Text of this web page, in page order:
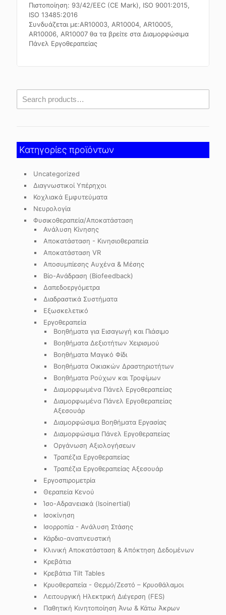
Πιστοποίηση: 93/42/EEC (CE Mark), ISO 9001:2015,
ISO 13485:2016
Συνδυάζεται με:AR10003, AR10004, AR10005,
AR10006, AR10007 θα τα βρείτε στα Διαμορφώσιμα
Πάνελ Εργοθεραπείας
Κατηγορίες προϊόντων
Uncategorized
Διαγνωστικοί Υπέρηχοι
Κοχλιακά Εμφυτεύματα
Νευρολογία
Φυσικοθεραπεία/Αποκατάσταση
Ανάλυση Κίνησης
Αποκατάσταση - Κινησιοθεραπεία
Αποκατάσταση VR
Αποσυμπίεσης Αυχένα & Μέσης
Βίο-Ανάδραση (Biofeedback)
Δαπεδοεργόμετρα
Διαδραστικά Συστήματα
Εξωσκελετικό
Εργοθεραπεία
Βοηθήματα για Εισαγωγή και Πιάσιμο
Βοηθήματα Δεξιοτήτων Χειρισμού
Βοηθήματα Μαγικό Φίδι
Βοηθήματα Οικιακών Δραστηριοτήτων
Βοηθήματα Ρούχων και Τροφίμων
Διαμορφωμένα Πάνελ Εργοθεραπείας
Διαμορφωμένα Πάνελ Εργοθεραπείας
Αξεσουάρ
Διαμορφώσιμα Βοηθήματα Εργασίας
Διαμορφώσιμα Πάνελ Εργοθεραπείας
Οργάνωση Αξιολογήσεων
Τραπέζια Εργοθεραπείας
Τραπέζια Εργοθεραπείας Αξεσουάρ
Εργοσπιρομετρία
Θεραπεία Κενού
Ίσο-Αδρανειακά (Isoinertial)
Ισοκίνηση
Ισορροπία - Ανάλυση Στάσης
Κάρδιο-αναπνευστική
Κλινική Αποκατάσταση & Απόκτηση Δεδομένων
Κρεβάτια
Κρεβάτια Tilt Tables
Κρυοθεραπεία - Θερμό/Ζεστό – Κρυοθάλαμοι
Λειτουργική Ηλεκτρική Διέγερση (FES)
Παθητική Κινητοποίηση Άνω & Κάτω Άκρων